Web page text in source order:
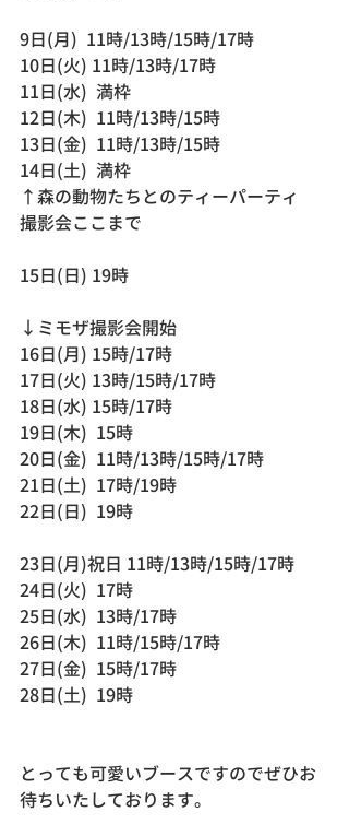
9日(月)  11時/13時/15時/17時
10日(火) 11時/13時/17時
11日(水)  満枠
12日(木)  11時/13時/15時
13日(金)  11時/13時/15時
14日(土)  満枠
↑森の動物たちとのティーパーティ
撮影会ここまで
15日(日) 19時
↓ミモザ撮影会開始
16日(月) 15時/17時
17日(火) 13時/15時/17時
18日(水) 15時/17時
19日(木)  15時
20日(金)  11時/13時/15時/17時
21日(土)  17時/19時
22日(日)  19時
23日(月)祝日 11時/13時/15時/17時
24日(火)  17時
25日(水)  13時/17時
26日(木)  11時/15時/17時
27日(金)  15時/17時
28日(土)  19時
とっても可愛いブースですのでぜひお
待ちいたしております。